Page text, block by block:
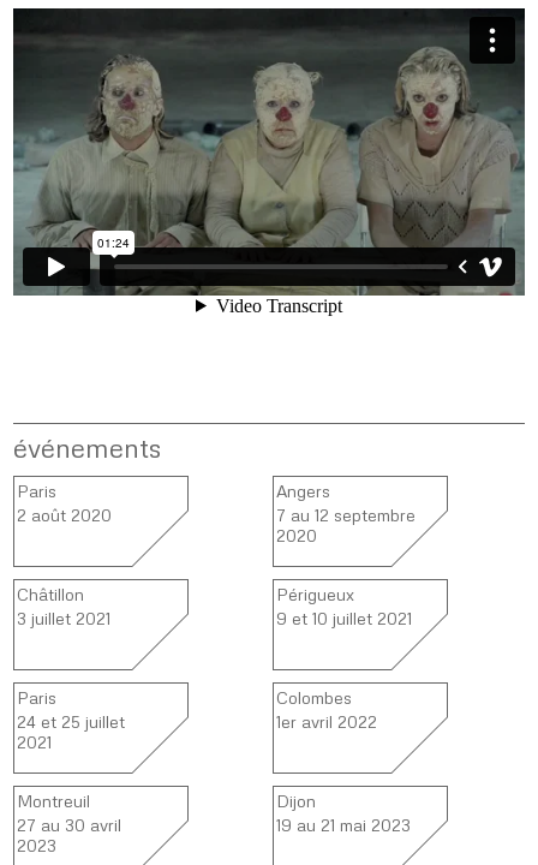
événements
Paris
2 août 2020
Angers
7 au 12 septembre
2020
Châtillon
3 juillet 2021
Périgueux
9 et 10 juillet 2021
Paris
24 et 25 juillet
2021
Colombes
1er avril 2022
Montreuil
27 au 30 avril
2023
Dijon
19 au 21 mai 2023